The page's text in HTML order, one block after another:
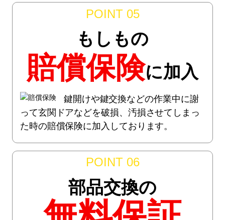
POINT 05
もしもの
賠償保険に加入
鍵開けや鍵交換などの作業中に謝
って玄関ドアなどを破損、汚損させてしまっ
た時の賠償保険に加入しております。
POINT 06
部品交換の